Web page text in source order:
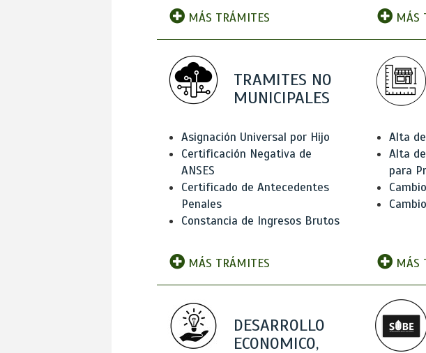
MÁS TRÁMITES
MÁS
TRAMITES NO
MUNICIPALES
Asignación Universal por Hijo
Certificación Negativa de
ANSES
Certificado de Antecedentes
Penales
Constancia de Ingresos Brutos
MÁS TRÁMITES
Alta
Alta
para
MÁS
DESARROLLO
ECONOMICO,